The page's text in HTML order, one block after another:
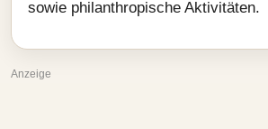
sowie philanthropische Aktivitäten.
Anzeige